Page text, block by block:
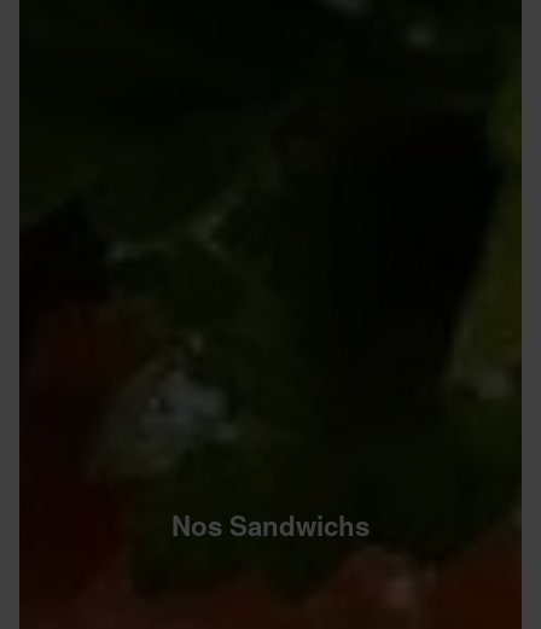
Nos Sandwichs